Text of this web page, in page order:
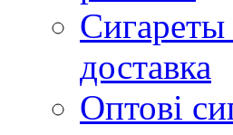
доставка
Оптові